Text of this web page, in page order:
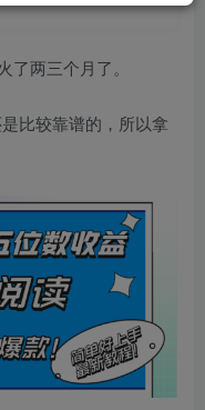
了两三个月了。
比较靠谱的，所以拿